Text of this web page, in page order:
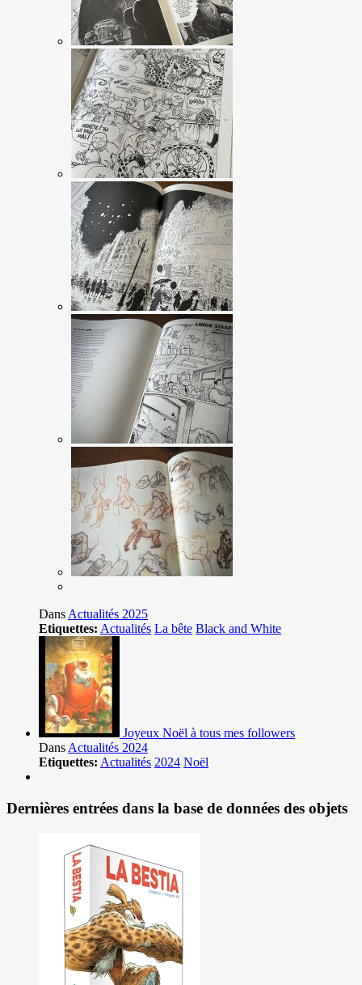
Dans Actualités 2025
Etiquettes: Actualités La bête Black and White
Joyeux Noël à tous mes followers
Dans Actualités 2024
Etiquettes: Actualités 2024 Noël
Dernières entrées dans la base de données des objets